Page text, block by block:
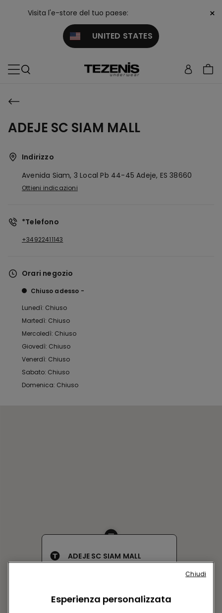
Visita l'e-store del tuo paese:
UNITED STATES
×
ADEJE SC SIAM MALL
Indirizzo
Avenida Siam, 3 Local Pb 44-45Adeje, ES38660
Ottieni indicazioni
*Telefono
+34922411143
Orari negozio
Chiuso adesso
Lunedì: Chiuso
Martedì: Chiuso
Mercoledì: Chiuso
Giovedì: Chiuso
Venerdì: Chiuso
Sabato: Chiuso
Domenica: Chiuso
ADEJE SC SIAM MALL
Ottieni indicazioni
Esperienza personalizzata
Chiudi